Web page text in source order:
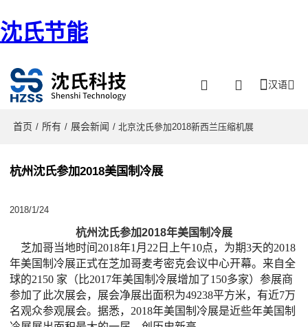
沈氏节能
汉语
首页 / 所有 / 展会新闻 / 北京沈氏參加2018新西兰压缩机展
杭州沈氏参加2018美国制冷展
2018/1/24
杭州沈氏参加2018年美国制冷展
芝加哥当地时间2018年1月22日上午10点，为期3天的2018
年美国制冷展正式在芝加哥麦考密克会议中心开幕。来自全
球的2150 家（比2017年美国制冷展增加了150多家）参展商
参加了此次展会，展会净展出面积为49238平方米，有近7万
名观众参观展会。据悉，2018年美国制冷展是近些年美国制